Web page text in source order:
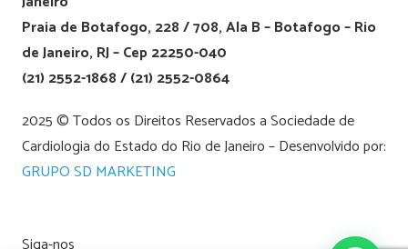
Praia de Botafogo, 228 / 708, Ala B – Botafogo – Rio
de Janeiro, RJ – Cep 22250-040
(21) 2552-1868 / (21) 2552-0864
2025 © Todos os Direitos Reservados a Sociedade de
Cardiologia do Estado do Rio de Janeiro – Desenvolvido por:
GRUPO SD MARKETING